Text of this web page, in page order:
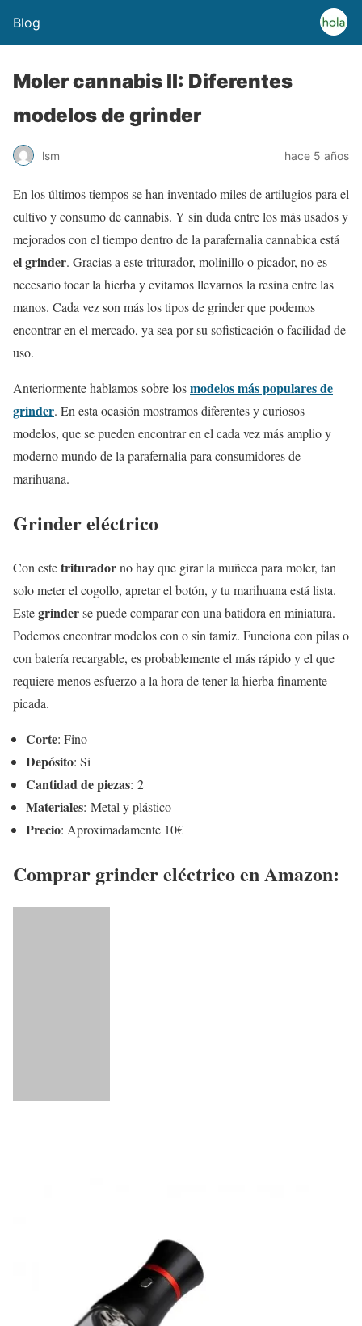
Blog
Moler cannabis II: Diferentes
modelos de grinder
lsm hace 5 años
En los últimos tiempos se han inventado miles de artilugios para el
cultivo y consumo de cannabis. Y sin duda entre los más usados y
mejorados con el tiempo dentro de la parafernalia cannabica está
el grinder. Gracias a este triturador, molinillo o picador, no es
necesario tocar la hierba y evitamos llevarnos la resina entre las
manos. Cada vez son más los tipos de grinder que podemos
encontrar en el mercado, ya sea por su sofisticación o facilidad de
uso.
Anteriormente hablamos sobre losmodelos más populares de
grinder. En esta ocasión mostramos diferentes y curiosos
modelos, que se pueden encontrar en el cada vez más amplio y
moderno mundo de la parafernalia para consumidores de
marihuana.
Grinder eléctrico
Con estetrituradorno hay que girar la muñeca para moler, tan
solo meter el cogollo, apretar el botón, y tu marihuana está lista.
Estegrinderse puede comparar con una batidora en miniatura.
Podemos encontrar modelos con o sin tamiz. Funciona con pilas o
con batería recargable, es probablemente el más rápido y el que
requiere menos esfuerzo a la hora de tener la hierba finamente
picada.
Corte: Fino
Depósito: Si
Cantidad de piezas: 2
Materiales: Metal y plástico
Precio: Aproximadamente 10€
Comprar grinder eléctrico en Amazon: